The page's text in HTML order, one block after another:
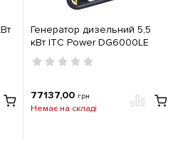
Генератор дизельний 5,5
кВт ITC Power DG6000LE
77137,00 грн
Немає на складі